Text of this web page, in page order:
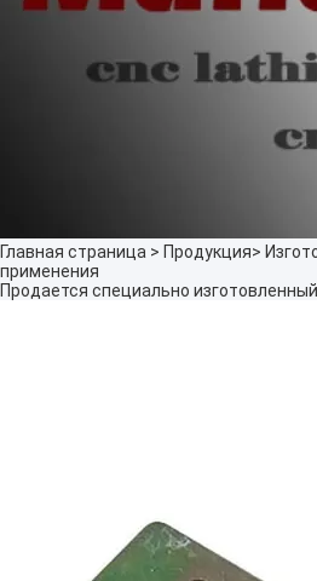
Главная страница > Продукция>
применения
Продается специально